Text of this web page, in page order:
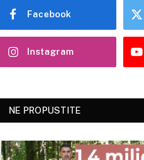
Facebook
Instagram
NE PROPUSTITE